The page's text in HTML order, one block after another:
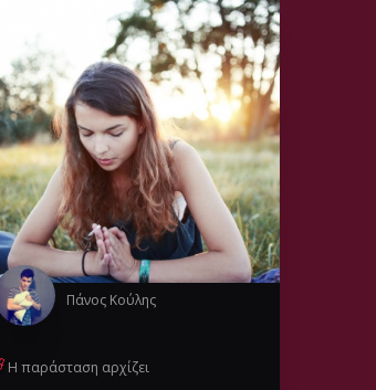
Πάνος Κούλης
Η παράσταση αρχίζει